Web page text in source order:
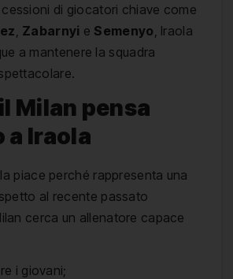
di giocatori chiave come
Zabarnyi e Semenyo , Iraola
a mantenere la squadra
Milan pensa
a Iraola
piace perché rappresenta una
al recente passato
cerca un allenatore capace
i giovani;